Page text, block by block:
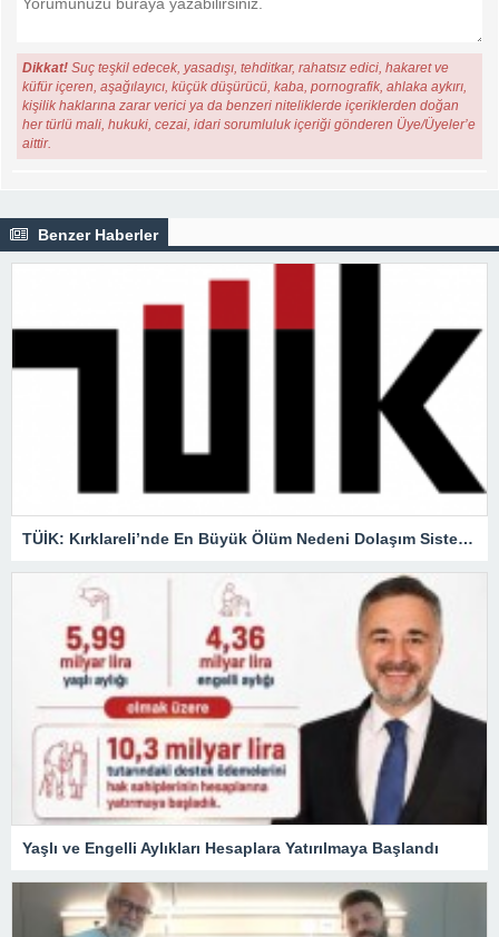
Dikkat! Suç teşkil edecek, yasadışı, tehditkar, rahatsız edici, hakaret ve
küfür içeren, aşağılayıcı, küçük düşürücü, kaba, pornografik, ahlaka aykırı,
kişilik haklarına zarar verici ya da benzeri niteliklerde içeriklerden doğan
her türlü mali, hukuki, cezai, idari sorumluluk içeriği gönderen Üye/Üyeler’e
aittir.
Benzer Haberler
TÜİK: Kırklareli’nde En Büyük Ölüm Nedeni Dolaşım Sistemi Hastalıkları
Yaşlı ve Engelli Aylıkları Hesaplara Yatırılmaya Başlandı